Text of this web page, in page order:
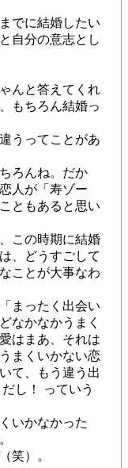
でに結婚したい
自分の意志とし
んと答えてくれ
もちろん結婚っ
うってことがあ
ろんね。だか
人が「寿ゾー
ともあると思い
この時期に結婚
、どうすごして
ことが大事なわ
まったく出会い
なかなかうまく
はまあ、それは
まくいかない恋
て、もう違う出
し！ っていう
いかなかった
笑）。